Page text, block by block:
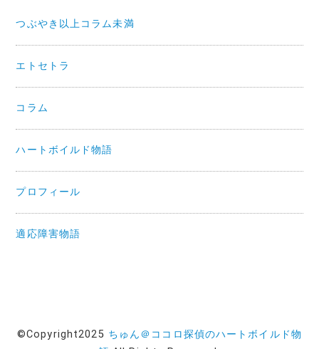
つぶやき以上コラム未満
エトセトラ
コラム
ハートボイルド物語
プロフィール
適応障害物語
©Copyright2025 ちゅん＠ココロ探偵のハートボイルド物